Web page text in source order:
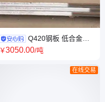
Q420钢板 低合金高
强度结构钢钢板耐腐蚀性耐耐
￥3050.00/吨
在线交易